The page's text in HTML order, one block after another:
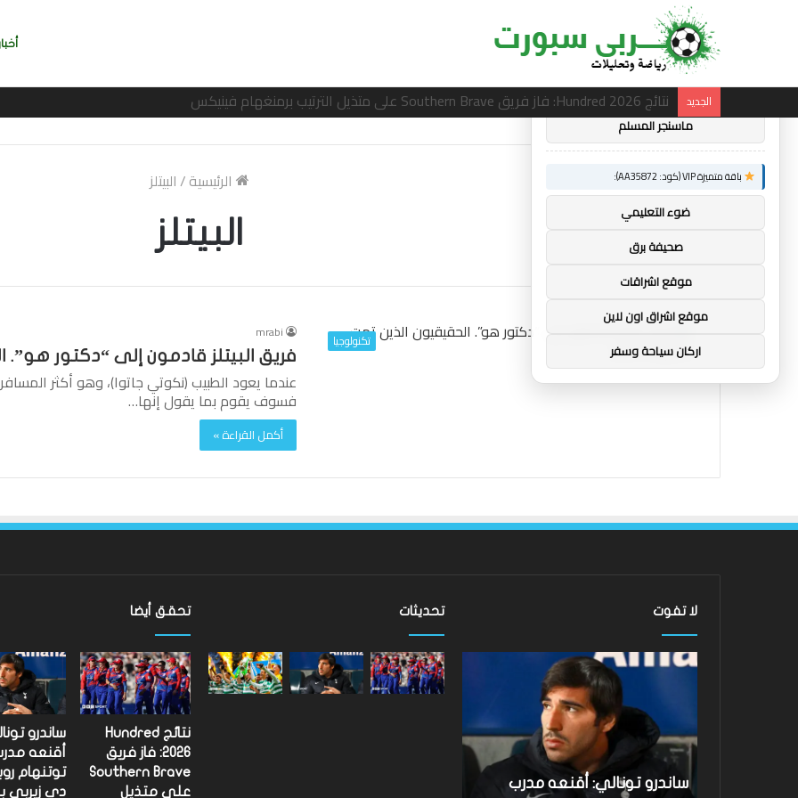
الجديد ساندرو تونالي: أقنعه مدرب توتنهام روبرتو دي زيربي بسرعة بالتوقيع
الرئيسية/البيتلز
البيتلز
تكنولوجيا mrabi
فريق البيتلز قادمون إلى “دكتور هو”.
عندما يعود الطبيب (نكوتي جاتوا)، وهو أكثر
فسوف يقوم بما يقول إنها…
أكمل القراءة »
لا تفوت
ساندرو
توتنهام
روبرتو
دي
زيربي
ساندرو تونالي: أقنعه مدرب
لقد
عادت
الدوري
ألعاب
الكومنولث
الإنجليزية
إيميلي
تحتفظ
ألعاب الكومنولث 2026: الإنجليزية
تحديثات تحقق أيضا
نتائج Hundred
2026: فاز فريق
Southern Brave
على متذيل
ساندرو
أقنعه
توتنهام
دي زيربي
توصيات : ×
باقة متميزة VIP (كود: AA26790):
ماسنجر المسلم
باقة متميزة VIP (كود: AA35872):
ضوء التعليمي
صحيفة برق
موقع اشراقات
موقع اشراق اون لاين
اركان سياحة وسفر